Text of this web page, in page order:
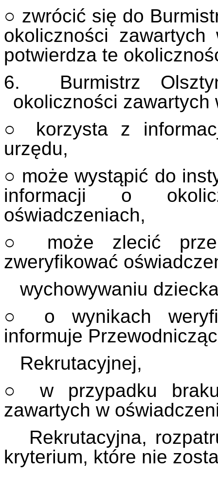
○ zwrócić się do
okoliczności zawartych
potwierdza te
6. Burmistrz
okoliczności zawartych
○ korzysta z
urzędu,
○ może wystąpić do
informacji o
oświadczeniach,
○ może zlecić
zweryfikować
wychowywaniu
○ o wynikach
informuje
Rekrutacyjnej,
○ w przypadku braku
zawartych w
Rekrutacyjna,
kryterium, które nie